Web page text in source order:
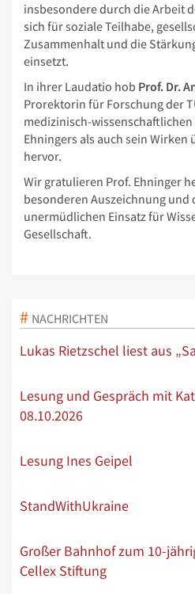
insbesondere durch die Arbeit
sich für soziale Teilhabe,
Zusammenhalt und die
einsetzt.
In ihrer Laudatio hob Prof. Dr.
Prorektorin für Forschung der
medizinisch-wissenschaftlichen
Ehningers als auch sein Wirken
hervor.
Wir gratulieren Prof. Ehninger
besonderen Auszeichnung und
unermüdlichen Einsatz für
Gesellschaft.
NACHRICHTEN
Lukas Rietzschel liest aus
Lesung und Gespräch mit
08.10.2026
Lesung Ines Geipel
StandWithUkraine
Großer Bahnhof zum 10-
Cellex Stiftung